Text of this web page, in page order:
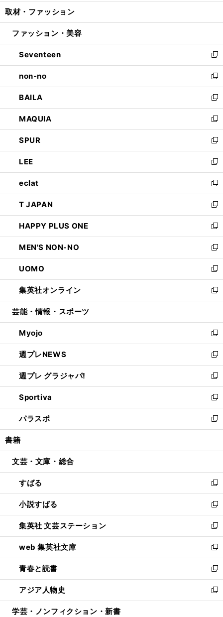
開
ン
ウ
開
く
ウ
ン
ウ
で
開
く
し
ウ
ン
ド
ウ
で
開
く
取材・ファッション
ファッション・美容
Seventeen
新
し
い
ウ
ィ
ン
ド
ウ
で
開
く
non-no
新
し
い
ウ
ィ
ン
ド
ウ
で
開
く
BAILA
新
し
い
ウ
ィ
ン
ド
ウ
で
開
く
MAQUIA
新
し
い
ウ
ィ
ン
ド
ウ
で
開
く
SPUR
新
し
い
ウ
ィ
ン
ド
ウ
で
開
く
LEE
新
し
い
ウ
ィ
ン
ド
ウ
で
開
く
eclat
新
し
い
ウ
ィ
ン
ド
ウ
で
開
く
T JAPAN
新
し
い
ウ
ィ
ン
ド
ウ
で
開
HAPPY PLUS ONE
新
し
い
ウ
ィ
ン
ド
ウ
開
く
MEN'S NON-NO
新
し
い
ウ
ィ
ン
ウ
で
開
く
UOMO
新
し
い
ウ
ン
ド
ウ
で
開
く
集英社オンライン
新
し
ウ
ィ
ン
ド
ウ
で
開
く
芸能・情報・スポーツ
Myojo
新
し
い
ウ
ィ
ン
ド
ウ
で
開
週プレNEWS
新
し
い
ウ
ィ
ン
ド
ウ
開
週プレ グラジャパ!
新
し
い
ウ
ィ
ン
ウ
開
く
Sportiva
新
し
い
ウ
ン
ウ
で
開
く
パラスポ
新
し
ウ
ン
ド
ウ
で
開
く
書籍
文芸・文庫・総合
すばる
新
し
い
ウ
ィ
ン
ド
ウ
で
開
く
小説すばる
新
し
い
ウ
ィ
ン
ド
ウ
で
開
集英社 文芸ステーション
新
し
い
ウ
ィ
ン
ド
ウ
web 集英社文庫
新
し
い
ウ
ィ
ン
青春と読書
新
し
い
ウ
アジア人物史
新
し
学芸・ノンフィクション・新書